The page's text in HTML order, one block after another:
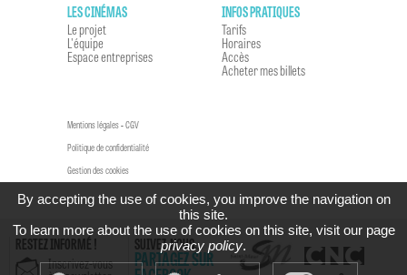
LES CINÉMAS
Le projet
L'équipe
Espace entreprises
INFOS PRATIQUES
Tarifs
Horaires
Accès
Acheter mes billets
Mentions légales-CGV
Politique de confidentialité
Gestion des cookies
RESTEZ INFORMÉ !
Inscrivez-vous
SUIVEZ-NOUS...
PARTAGEZ SUR
By accepting the use of cookies, you improve the navigation on
this site.
To learn more about the use of cookies on this site, visit our page
privacy policy.